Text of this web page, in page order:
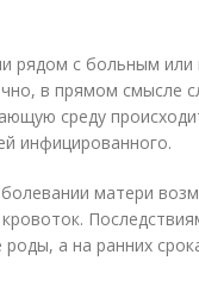
рядом с больным или
в прямом смысле
среду
инфицированного.
матери
а на ранних